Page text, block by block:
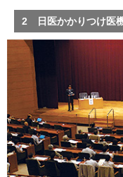
2 日医かかりつけ医